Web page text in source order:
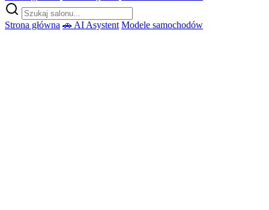
Strona główna 🚗 AI Asystent Modele samochodów